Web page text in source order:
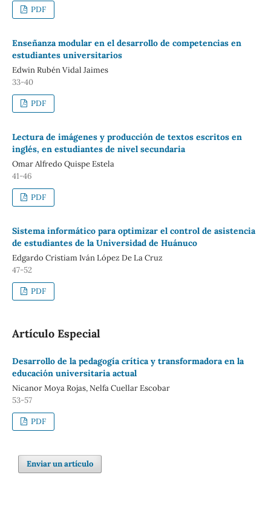
PDF
Enseñanza modular en el desarrollo de competencias en
estudiantes universitarios
Edwin Rubén Vidal Jaimes
33-40
PDF
Lectura de imágenes y producción de textos escritos en
inglés, en estudiantes de nivel secundaria
Omar Alfredo Quispe Estela
41-46
PDF
Sistema informático para optimizar el control de asistencia
de estudiantes de la Universidad de Huánuco
Edgardo Cristiam Iván López De La Cruz
47-52
PDF
Artículo Especial
Desarrollo de la pedagogía crítica y transformadora en la
educación universitaria actual
Nicanor Moya Rojas, Nelfa Cuellar Escobar
53-57
PDF
Enviar un artículo